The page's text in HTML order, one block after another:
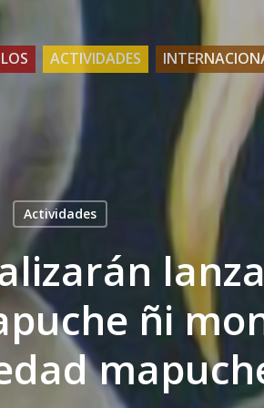
ACTIVIDADES
Actividades
ñi